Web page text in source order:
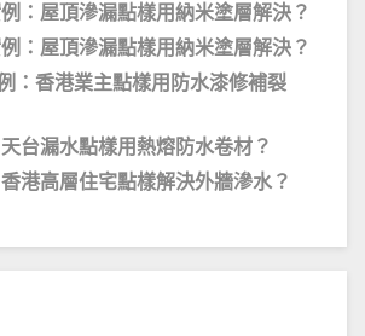
：屋頂滲漏點樣用納米塗層解決？
：屋頂滲漏點樣用納米塗層解決？
：香港業主點樣用防水漆修補裂
台漏水點樣用熱熔防水卷材？
港高層住宅點樣解決外牆滲水？